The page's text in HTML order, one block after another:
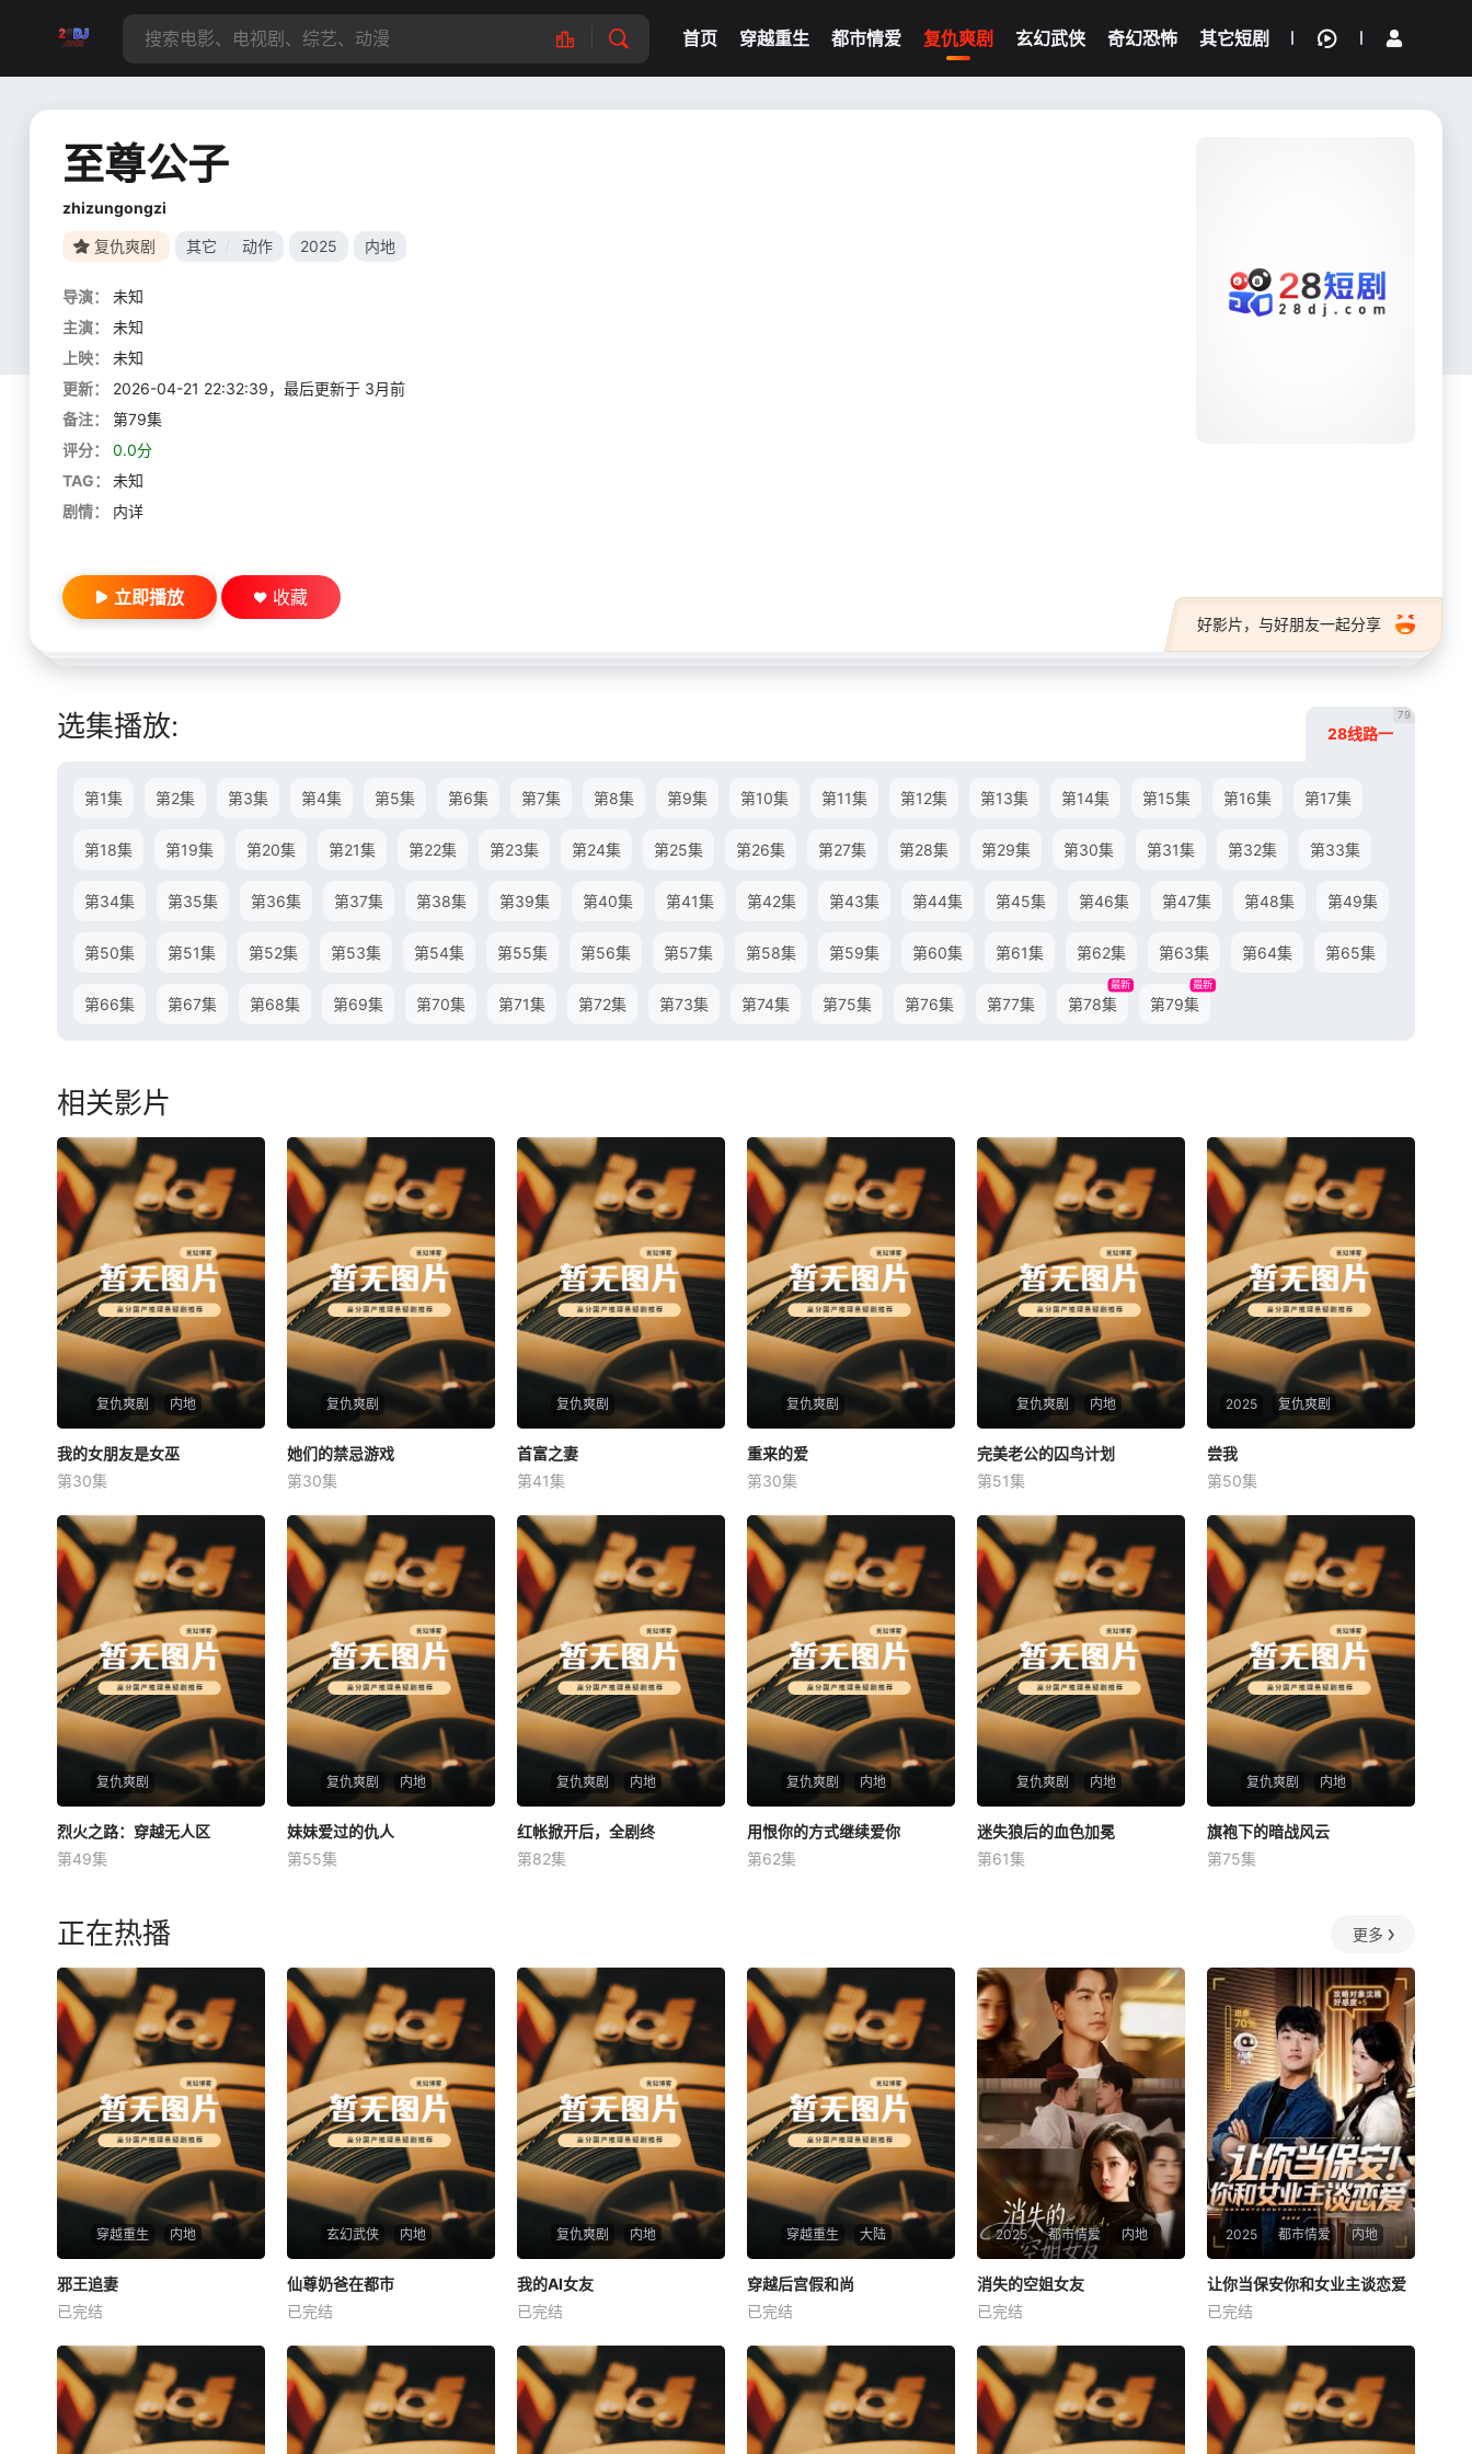
首页 穿越重生 都市情爱 复仇爽剧 玄幻武侠 奇幻恐怖 其它短剧
我的观影记录
至尊公子
zhizungongzi
复仇爽剧 其它 动作 2025 内地
导演：
未知
主演：
未知
上映：
未知
更新：
2026-04-21 22:32:39，最后更新于 3月前
备注：
第79集
评分：
0.0分
TAG：
未知
剧情：
内详
好影片，与好朋友一起分享
立即播放 收藏
选集播放: 28线路一
79
第1集 第2集 第3集 第4集 第5集 第6集 第7集 第8集 第9集 第10集 第11集 第12集 第13集 第14集 第15集 第16集 第17集
第18集 第19集 第20集 第21集 第22集 第23集 第24集 第25集 第26集 第27集 第28集 第29集 第30集 第31集 第32集 第33集
第34集 第35集 第36集 第37集 第38集 第39集 第40集 第41集 第42集 第43集 第44集 第45集 第46集 第47集 第48集 第49集
第50集 第51集 第52集 第53集 第54集 第55集 第56集 第57集 第58集 第59集 第60集 第61集 第62集 第63集 第64集 第65集
第66集 第67集 第68集 第69集 第70集 第71集 第72集 第73集 第74集 第75集 第76集 第77集 第78集
最新
第79集
最新
相关影片
复仇爽剧 内地
我的女朋友是女巫
未知
我的女朋友是女巫
第30集
复仇爽剧
她们的禁忌游戏
未知
她们的禁忌游戏
第30集
复仇爽剧
首富之妻
未知
首富之妻
第41集
复仇爽剧
重来的爱
未知
重来的爱
第30集
复仇爽剧 内地
完美老公的囚鸟计划
未知
完美老公的囚鸟计划
第51集
2025 复仇爽剧
尝我
未知
尝我
第50集
复仇爽剧
烈火之路：穿越无人区
未知
烈火之路：穿越无人区
第49集
复仇爽剧 内地
妹妹爱过的仇人
未知
妹妹爱过的仇人
第55集
复仇爽剧 内地
红帐掀开后，全剧终
未知
红帐掀开后，全剧终
第82集
复仇爽剧 内地
用恨你的方式继续爱你
未知
用恨你的方式继续爱你
第62集
复仇爽剧 内地
迷失狼后的血色加冕
未知
迷失狼后的血色加冕
第61集
复仇爽剧 内地
旗袍下的暗战风云
未知
旗袍下的暗战风云
第75集
正在热播 更多
穿越重生 内地
邪王追妻
未知
邪王追妻
已完结
玄幻武侠 内地
仙尊奶爸在都市
未知
仙尊奶爸在都市
已完结
复仇爽剧 内地
我的AI女友
未知
我的AI女友
已完结
穿越重生 大陆
穿越后宫假和尚
未知
穿越后宫假和尚
已完结
2025 都市情爱 内地
消失的空姐女友
未知
消失的空姐女友
已完结
2025 都市情爱 内地
未知
让你当保安你和女业主谈恋爱
已完结